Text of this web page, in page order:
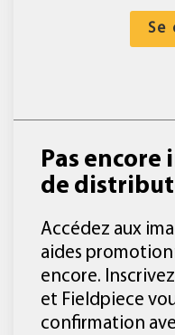
Se
Pas
de
Accédez aux
aides
encore.
et Fieldpiece
confirmation